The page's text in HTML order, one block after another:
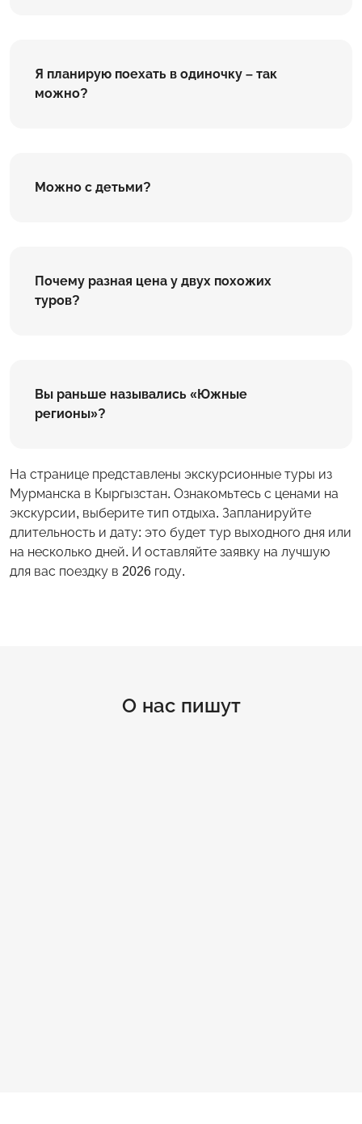
Я планирую поехать в одиночку – так
можно?
Можно с детьми?
Почему разная цена у двух похожих
туров?
Вы раньше назывались «Южные
регионы»?
На странице представлены экскурсионные туры из
Мурманска в Кыргызстан. Ознакомьтесь с ценами на
экскурсии, выберите тип отдыха. Запланируйте
длительность и дату: это будет тур выходного дня или
на несколько дней. И оставляйте заявку на лучшую
для вас поездку в 2026 году.
О нас пишут